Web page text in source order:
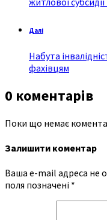
Далі
Набута
фахівцям
0 коментарів
Поки що немає
Залишити коментар
Ваша e-mail адреса не
поля позначені *